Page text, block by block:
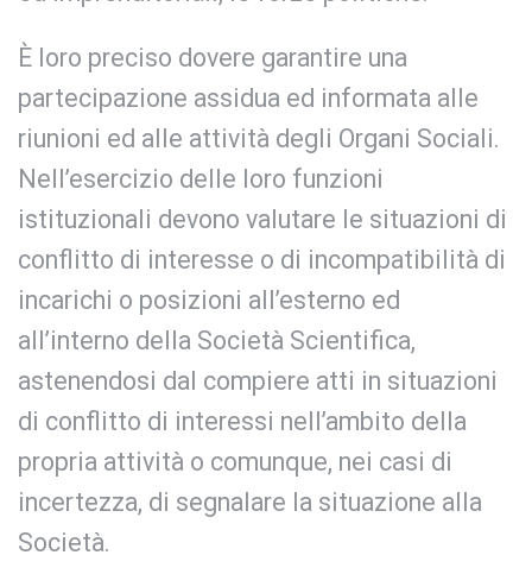
È loro preciso dovere garantire una
partecipazione assidua ed informata alle
riunioni ed alle attività degli Organi Sociali.
Nell’esercizio delle loro funzioni
istituzionali devono valutare le situazioni di
conflitto di interesse o di incompatibilità di
incarichi o posizioni all’esterno ed
all’interno della Società Scientifica,
astenendosi dal compiere atti in situazioni
di conflitto di interessi nell’ambito della
propria attività o comunque, nei casi di
incertezza, di segnalare la situazione alla
Società.